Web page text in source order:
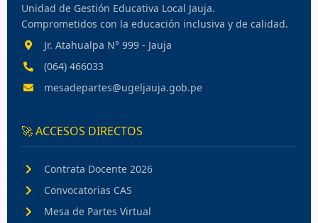
Unidad de Gestión Educativa Local Jauja.
Comprometidos con la educación inclusiva y de calidad.
Jr. Atahualpa N° 999 - Jauja
(064) 466033
mesadepartes@ugeljauja.gob.pe
🚀 ACCESOS DIRECTOS
Contrata Docente 2026
Convocatorias CAS
Mesa de Partes Virtual